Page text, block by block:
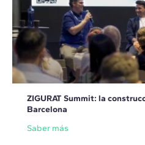
ZIGURAT Summit: la
Barcelona
Saber más